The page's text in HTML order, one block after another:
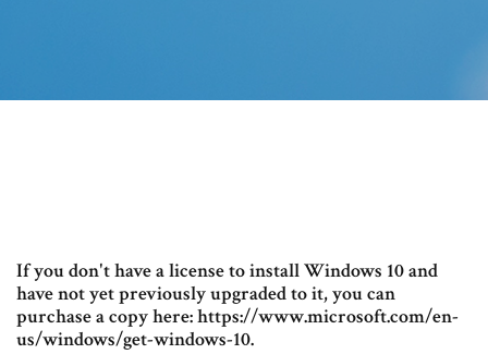
If you don't have a license to install Windows 10 and
have not yet previously upgraded to it, you can
purchase a copy here: https://www.microsoft.com/en-
us/windows/get-windows-10.